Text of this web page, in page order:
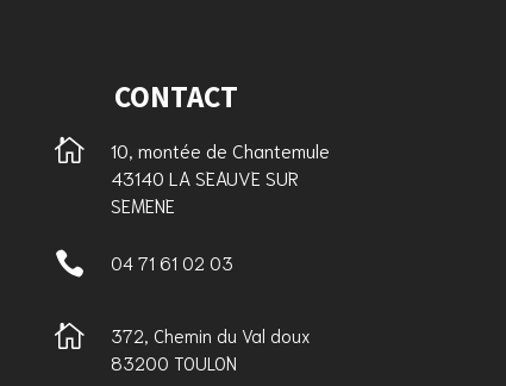
CONTACT

10, montée de Chantemule
43140 LA SEAUVE SUR
SEMENE
 04 71 61 02 03

372, Chemin du Val doux
83200 TOULON